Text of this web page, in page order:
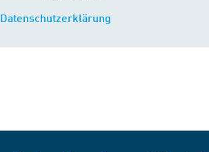
Datenschutzerklärung